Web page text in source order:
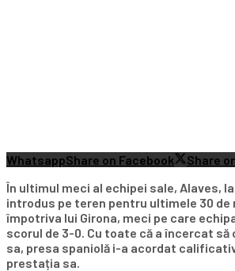
WhatsappShare on Facebook Share
În ultimul meci al echipei sale, Alaves,
introdus pe teren pentru ultimele 30
împotriva lui Girona, meci pe care
scorul de 3-0. Cu toate că a încercat
sa, presa spaniolă i-a acordat
prestația sa.